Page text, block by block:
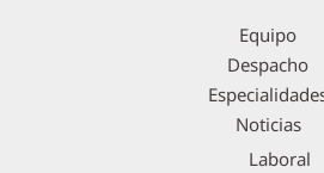
Equipo
Despacho
Noticias
Laboral